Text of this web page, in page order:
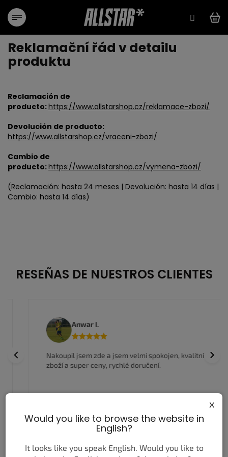
contenido
Reklamační řád v detailu
produktu
Reclamación de
producto:https://www.allstarshop.cz/reklamace-zbozi/
Devolución de producto:
https://www.allstarshop.cz/vraceni-zbozi/
Cambio de
producto:https://www.allstarshop.cz/vymena-zbozi/
(Reclamación: hasta 24 meses | Devolución: hasta 14 días |
Cambio: hasta 14 días)
RESEÑAS DE NUESTROS CLIENTES
Previous
Anwar I.
Nakoupil jsem zde a jsem velmi spokojen, kvalitní
zboží a super ceny, rychlé doručení.
Next
ESCRIBIR UNA RESEÑA
Would you like to browse the website in
English?
x
It looks like you speak English. Would you like to